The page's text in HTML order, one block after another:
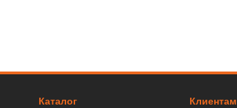
Каталог Клиентам